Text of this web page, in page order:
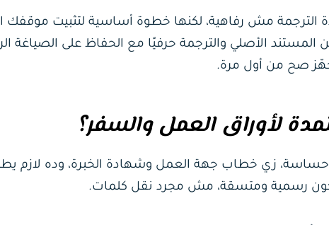
الترجمة مش رفاهية، لكنها خطوة أساسية لتثبيت موقفك
المستند الأصلي والترجمة حرفيًا مع الحفاظ على الصياغة
صح من أول مرة.
زي خطاب جهة العمل وشهادة الخبرة، وده لازم
تكون رسمية ومتسقة، مش مجرد نقل كلمات.